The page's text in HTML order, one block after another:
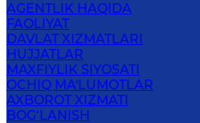
AGENTLIK HAQIDA
FAOLIYAT
DAVLAT XIZMATLARI
HUJJATLAR
MAXFIYLIK SIYOSATI
OCHIQ MA'LUMOTLAR
AXBOROT XIZMATI
BOG‘LANISH